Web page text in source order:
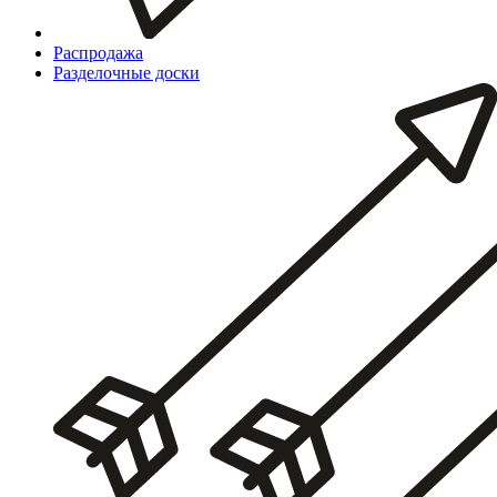
Распродажа
Разделочные доски